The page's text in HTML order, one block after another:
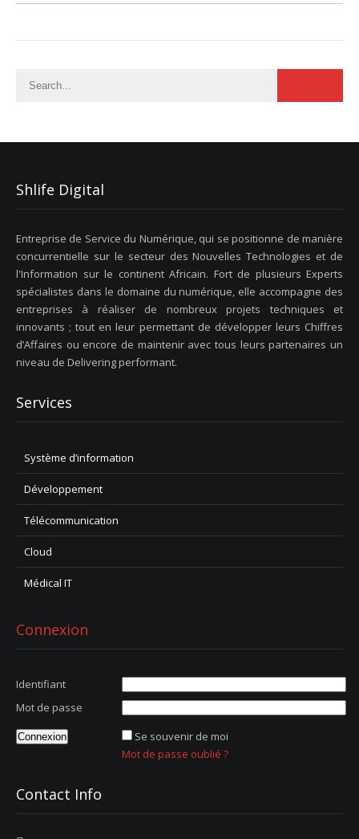
Shlife Digital
Entreprise de Service du Numérique, qui se positionne de manière
concurrentielle sur le secteur des Nouvelles Technologies et de
l'Information sur le continent Africain. Fort de plusieurs Experts
spécialistes dans le domaine du numérique, elle accompagne des
entreprises à réaliser de nombreux projets techniques et
innovants ; tout en leur permettant de développer leurs Chiffres
d’Affaires ou encore de maintenir avec tous leurs partenaires un
niveau de Delivering performant.
Services
Système d’information
Développement
Télécommunication
Cloud
Médical IT
Connexion
Identifiant
Mot de passe
Se souvenir de moi
Mot de passe oublié ?
Contact Info